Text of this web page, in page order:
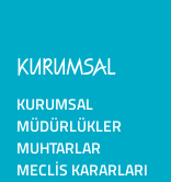
KURUMSAL
KURUMSAL
MÜDÜRLÜKLER
MUHTARLAR
MECLIS KARARLARI